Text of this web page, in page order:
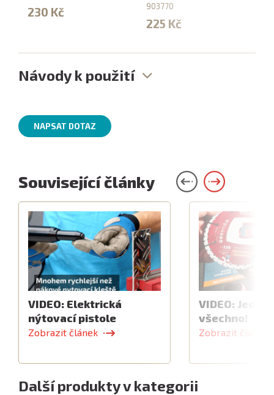
230 Kč
903770
225 Kč
Návody k použití
NAPSAT DOTAZ
Související články
VIDEO: Elektrická
nýtovací pistole
Zobrazit článek
VIDEO:
všechno!
Zobrazit článek
Další produkty v kategorii